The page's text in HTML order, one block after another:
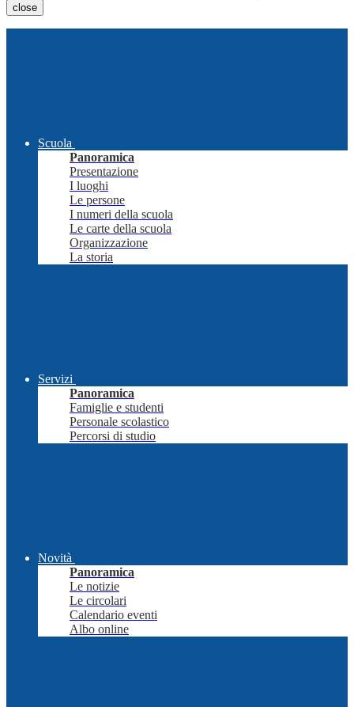
close
Scuola
Panoramica
Presentazione
I luoghi
Le persone
I numeri della scuola
Le carte della scuola
Organizzazione
La storia
Servizi
Panoramica
Famiglie e studenti
Personale scolastico
Percorsi di studio
Novità
Panoramica
Le notizie
Le circolari
Calendario eventi
Albo online